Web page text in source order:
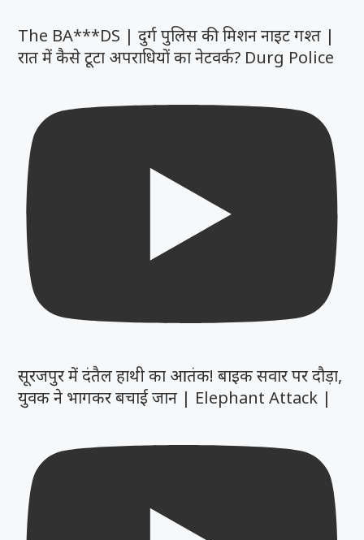
The BA***DS | दुर्ग पुलिस की मिशन नाइट गश्त |
रात में कैसे टूटा अपराधियों का नेटवर्क? Durg Police
सूरजपुर में दंतैल हाथी का आतंक! बाइक सवार पर दौड़ा,
युवक ने भागकर बचाई जान | Elephant Attack |